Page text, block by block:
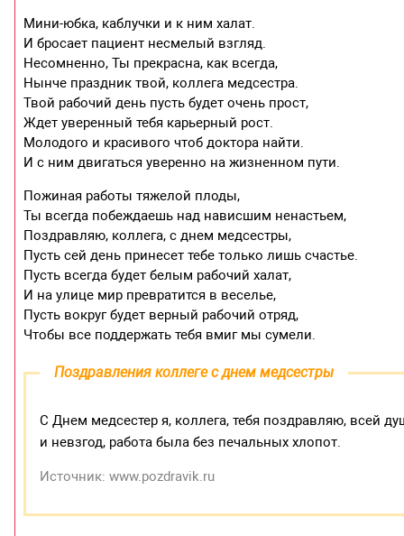
Мини-юбка, каблучки и к ним халат.
И бросает пациент несмелый взгляд.
Несомненно, Ты прекрасна, как всегда,
Нынче праздник твой, коллега медсестра.
Твой рабочий день пусть будет очень прост,
Ждет уверенный тебя карьерный рост.
Молодого и красивого чтоб доктора найти.
И с ним двигаться уверенно на жизненном пути.
Пожиная работы тяжелой плоды,
Ты всегда побеждаешь над нависшим ненастьем,
Поздравляю, коллега, с днем медсестры,
Пусть сей день принесет тебе только лишь счастье.
Пусть всегда будет белым рабочий халат,
И на улице мир превратится в веселье,
Пусть вокруг будет верный рабочий отряд,
Чтобы все поддержать тебя вмиг мы сумели.
Поздравления коллеге с днем медсестры
С Днем медсестер я, коллега, тебя поздравляю, всей
и невзгод, работа была без печальных хлопот.
Источник: www.pozdravik.ru